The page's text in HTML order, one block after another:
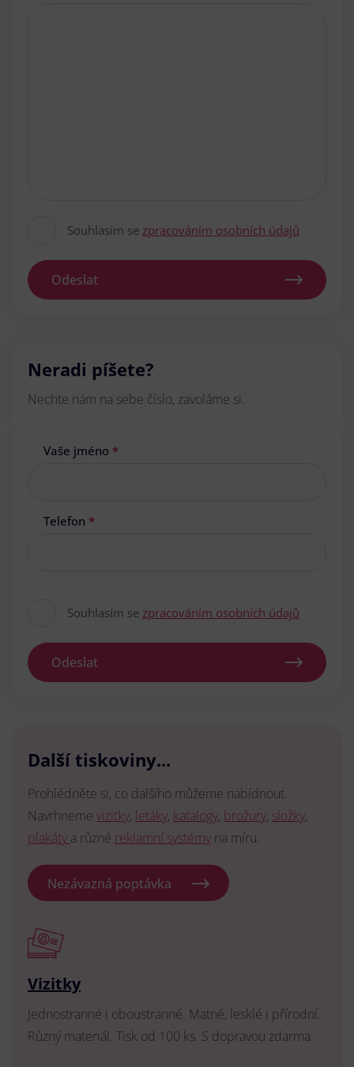
Souhlasím se zpracováním osobních údajů
Odeslat
Neradi píšete?
Nechte nám na sebe číslo, zavoláme si.
Vaše jméno *
Telefon *
Souhlasím se zpracováním osobních údajů
Odeslat
Další tiskoviny...
Prohlédněte si, co dalšího můžeme nabídnout.
Navrhneme vizitky, letáky, katalogy, brožury, složky,
plakáty a různé reklamní systémy na míru.
Nezávazná poptávka
Vizitky
Jednostranné i oboustranné. Matné, lesklé i přírodní.
Různý materiál. Tisk od 100 ks. S dopravou zdarma.